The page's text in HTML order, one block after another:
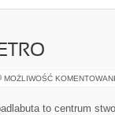
MOŻLIWOŚĆ
to centrum